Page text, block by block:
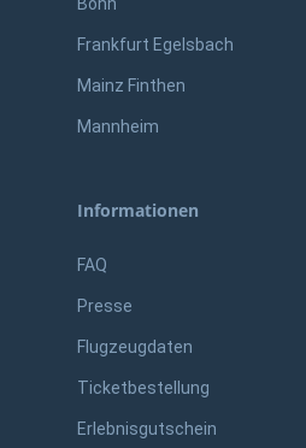
Frankfurt Egelsbach
Mainz Finthen
Mannheim
Informationen
FAQ
Presse
Flugzeugdaten
Ticketbestellung
Erlebnisgutschein